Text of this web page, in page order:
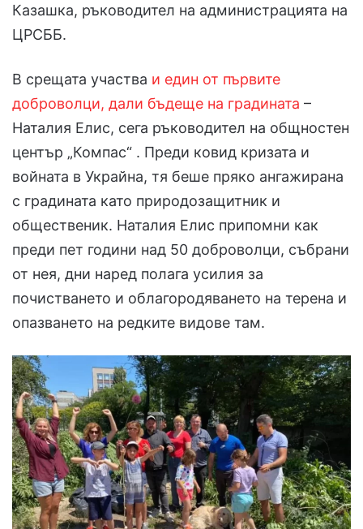
Казашка, ръководител на администрацията на
ЦРСББ.
В срещата участва и един от първите
доброволци, дали бъдеще на градината –
Наталия Елис, сега ръководител на общностен
център „Компас“ . Преди ковид кризата и
войната в Украйна, тя беше пряко ангажирана
с градината като природозащитник и
общественик. Наталия Елис припомни как
преди пет години над 50 доброволци, събрани
от нея, дни наред полага усилия за
почистването и облагородяването на терена и
опазването на редките видове там.